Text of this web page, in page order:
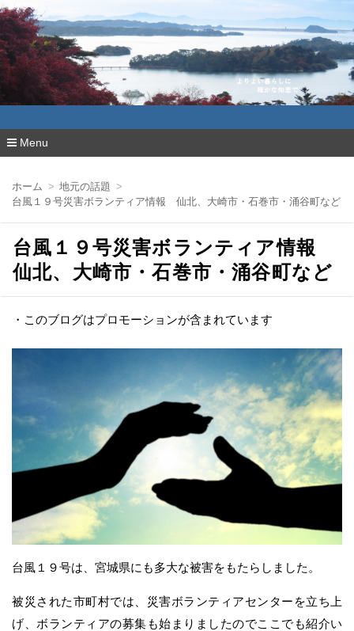
よりよい暮らしに確かな知恵で
Menu
ツ
ホーム
地元の話題
台風１９号災害ボランティア情報 仙北、大崎市・石巻市・涌谷町など
台風１９号災害ボランティア情報
仙北、大崎市・石巻市・涌谷町など
・このブログはプロモーションが含まれています
台風１９号は、宮城県にも多大な被害をもたらしました。
被災された市町村では、災害ボランティアセンターを立ち上
げ、ボランティアの募集も始まりましたのでここでも紹介い